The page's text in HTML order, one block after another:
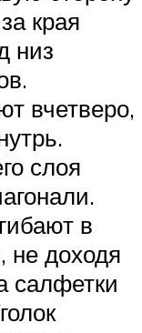
края
низ
вчетверо,
слоя
в
не доходя
салфетки